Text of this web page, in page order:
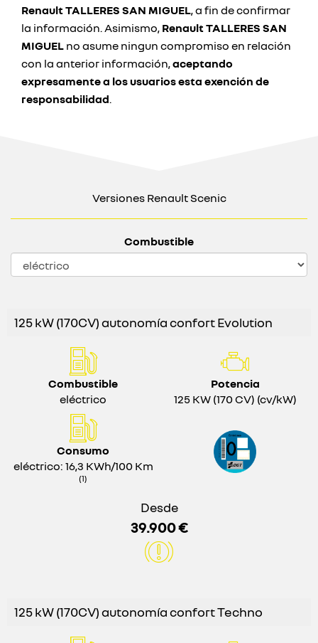
Renault TALLERES SAN MIGUEL, a fin de confirmar
la información. Asimismo, Renault TALLERES SAN
MIGUEL no asume ningun compromiso en relación
con la anterior información,aceptando
expresamente a los usuarios esta exención de
responsabilidad.
Versiones Renault Scenic
Combustible
125 kW (170CV) autonomía confort Evolution
Combustible
eléctrico
Potencia
125 KW (170 CV) (cv/kW)
Consumo
eléctrico: 16,3 KWh/100 Km
(1)
Desde
39.900 €
125 kW (170CV) autonomía confort Techno